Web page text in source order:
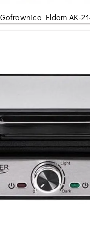
Gofrownica Eldom AK-